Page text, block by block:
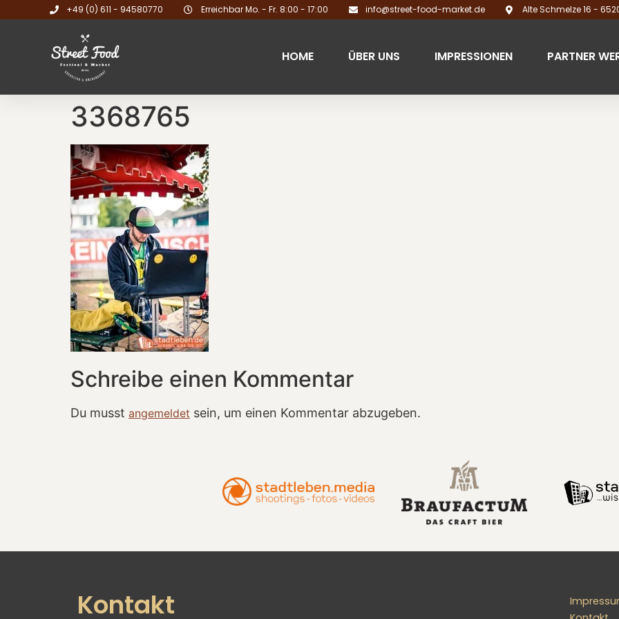
+49 (0) 611 - 94580770 Erreichbar Mo. - Fr. 8:00 - 17:00 info@street-food-market.de Alte Schmelze 16 -
HOME ÜBER UNS IMPRESSIONEN PARTNER
3368765
Schreibe einen Kommentar
Du musst angemeldet sein, um einen Kommentar abzugeben.
Kontakt